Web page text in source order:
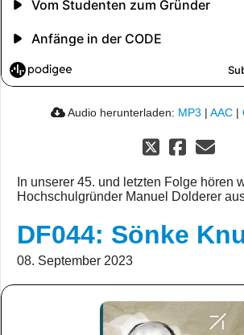
Audio herunterladen: MP3 | AAC |
In unserer 45. und letzten Folge hören
Hochschulgründer Manuel Dolderer
DF044: Sönke
08. September 2023